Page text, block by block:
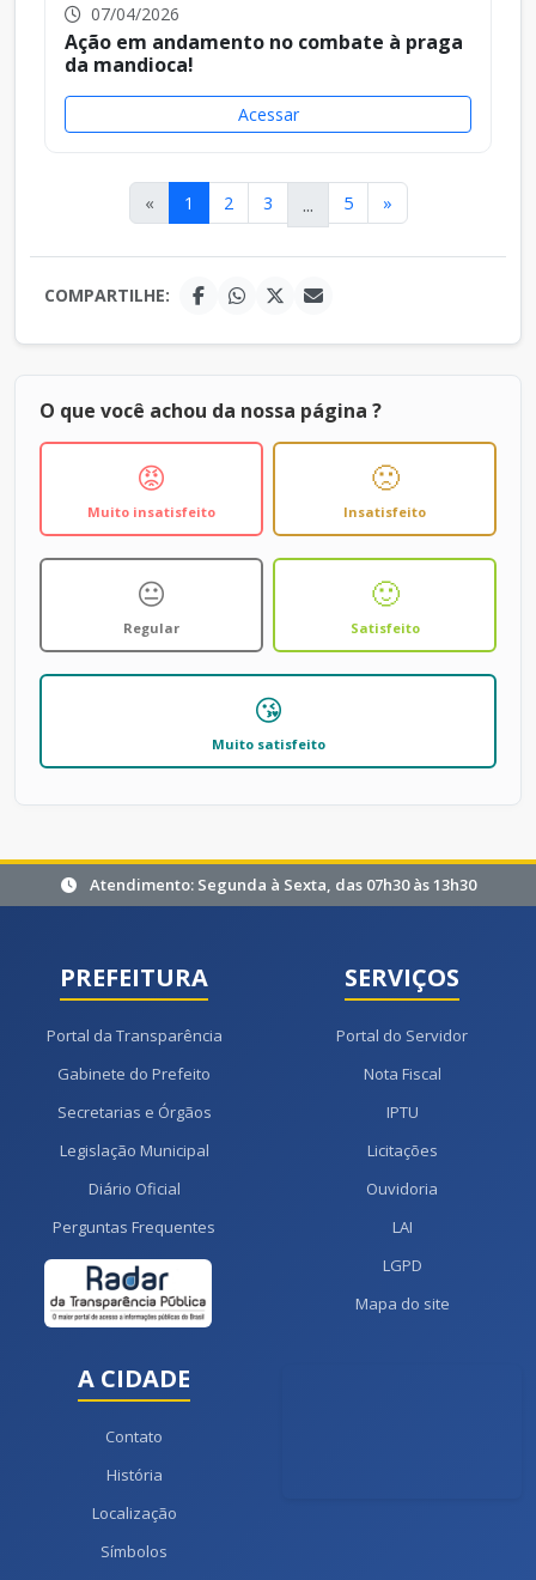
07/04/2026
Ação em andamento no combate à praga
da mandioca!
Acessar
« 1 2 3 ... 5 »
COMPARTILHE:
O que você achou da nossa página ?
😡
Muito insatisfeito
🙁
Insatisfeito
😐
Regular
🙂
Satisfeito
😘
Muito satisfeito
Atendimento: Segunda à Sexta, das 07h30 às 13h30
PREFEITURA
Portal da Transparência
Gabinete do Prefeito
Secretarias e Órgãos
Legislação Municipal
Diário Oficial
Perguntas Frequentes
SERVIÇOS
Portal do Servidor
Nota Fiscal
IPTU
Licitações
Ouvidoria
LAI
LGPD
Mapa do site
A CIDADE
Contato
História
Localização
Símbolos